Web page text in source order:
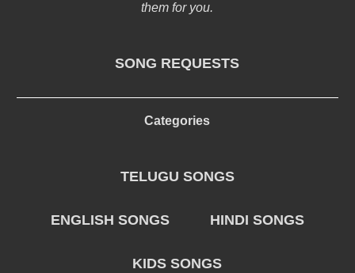
them for you.
SONG REQUESTS
Categories
TELUGU SONGS
ENGLISH SONGS HINDI SONGS
KIDS SONGS